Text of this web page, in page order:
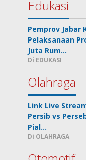
Edukasi
Pemprov Jabar
Pelaksanaan
Juta Rum…
Di EDUKASI
Olahraga
Link Live
Persib vs
Pial…
Di OLAHRAGA